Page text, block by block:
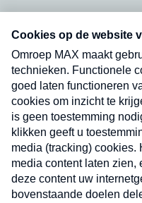
nieuwsbrief. Elke
uw mailbox.